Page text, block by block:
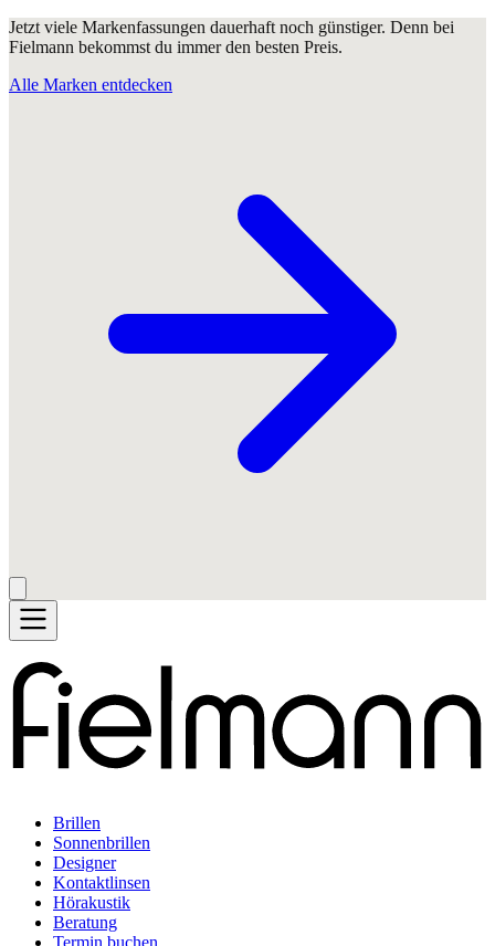
Jetzt viele Markenfassungen dauerhaft noch günstiger. Denn bei
Fielmann bekommst du immer den besten Preis.
Alle Marken entdecken
Brillen
Sonnenbrillen
Designer
Kontaktlinsen
Hörakustik
Beratung